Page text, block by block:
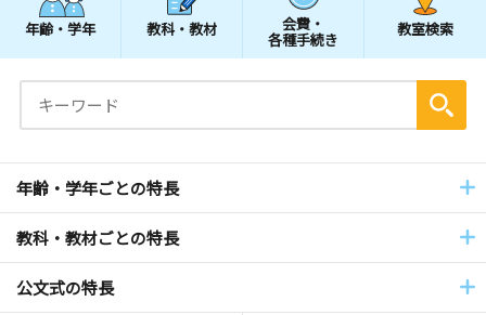
年齢・学年 教科・教材 会費・
各種手続き
教室検索
年齢・学年ごとの特長
教科・教材ごとの特長
公文式の特長